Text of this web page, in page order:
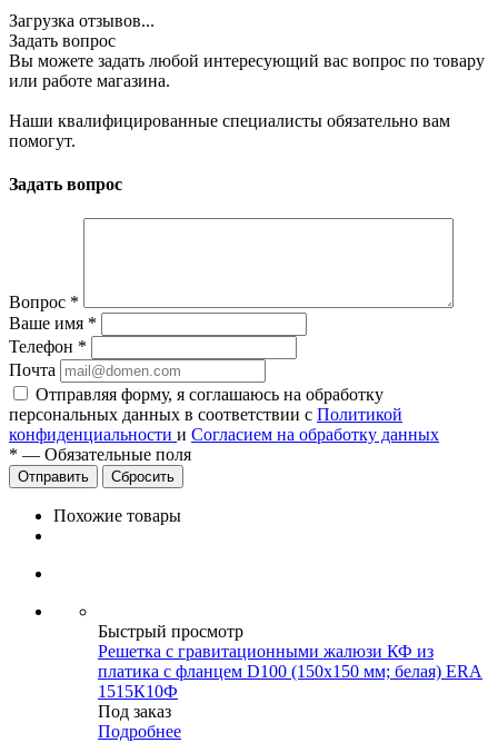
Загрузка отзывов...
Задать вопрос
Вы можете задать любой интересующий вас вопрос по товару
или работе магазина.
Наши квалифицированные специалисты обязательно вам
помогут.
Задать вопрос
Вопрос *
Ваше имя *
Телефон *
Почта
Отправляя форму, я соглашаюсь на обработку
персональных данных в соответствии с Политикой
конфиденциальности и Согласием на обработку данных
* — Обязательные поля
Сбросить
Похожие товары
Быстрый просмотр
Решетка с гравитационными жалюзи КФ из
платика с фланцем D100 (150х150 мм; белая) ERA
1515К10Ф
Под заказ
Подробнее